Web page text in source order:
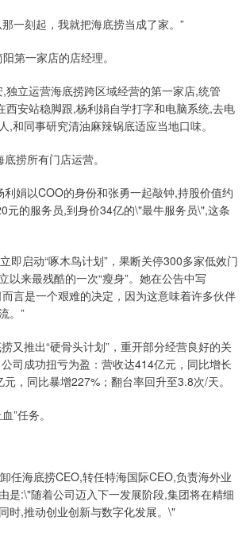
一刻起，我就把海底捞当成了家。”
第一家店的店经理。
独立运营海底捞跨区域经营的第一家店,统管
西安站稳脚跟,杨利娟自学打字和电脑系统,去电
,和同事研究清油麻辣锅底适应当地口味。
捞所有门店运营。
娟以COO的身份和张勇一起敲钟,持股价值约
元的服务员,到身价34亿的\"最牛服务员\",这条
即启动“啄木鸟计划”，果断关停300多家低效门
来最残酷的一次“瘦身”。她在公告中写
言是一个艰难的决定，因为这意味着许多伙伴
。”
又推出“硬骨头计划”，重开部分经营良好的关
司成功扭亏为盈：营收达414亿元，同比增长
，同比暴增227%；翻台率回升至3.8次/天。
”任务。
任海底捞CEO,转任特海国际CEO,负责海外业
是:\"随着公司迈入下一发展阶段,集团将在精细
时,推动创业创新与数字化发展。\"